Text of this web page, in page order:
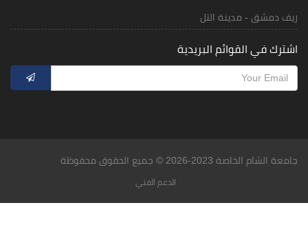
ريف دمشق - مدينة التل
اشترك في القوائم البريدية
جامعة الشام الخاصة 2023-2026 © جميع الحقوق محفوظة
الدعم الفني